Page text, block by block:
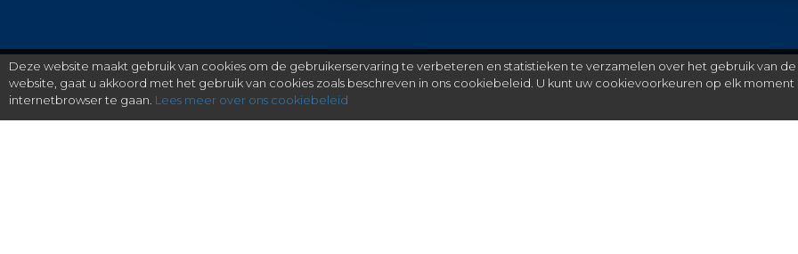
Deze website maakt gebruik van cookies om de gebruikerservaring te verbeteren en statistieken te verzamelen over het gebruik van
website, gaat u akkoord met het gebruik van cookies zoals beschreven in ons cookiebeleid. U kunt uw cookievoorkeuren op elk
internetbrowser te gaan. Lees meer over ons cookiebeleid